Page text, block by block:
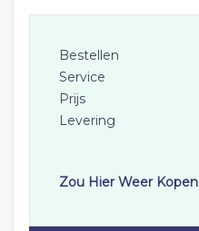
Bestellen
Service
Prijs
Levering
Zou Hier Weer Kopen